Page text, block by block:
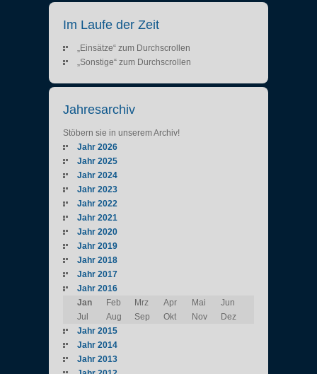
Im Laufe der Zeit
„Einsätze“ zum Durchscrollen
„Sonstige“ zum Durchscrollen
Jahresarchiv
Stöbern sie in unserem Archiv!
Jahr 2026
Jahr 2025
Jahr 2024
Jahr 2023
Jahr 2022
Jahr 2021
Jahr 2020
Jahr 2019
Jahr 2018
Jahr 2017
Jahr 2016
Jan
Feb Mrz Apr Mai
Jun
Jul
Aug Sep Okt Nov
Dez
Jahr 2015
Jahr 2014
Jahr 2013